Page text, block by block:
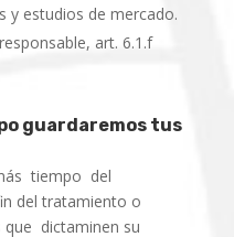
y estudios de mercado.
art. 6.1.f
guardaremos tus
tiempo del
del tratamiento o
que dictaminen su